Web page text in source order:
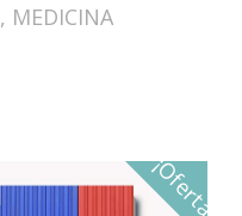
, MEDICINA
¡Oferta!